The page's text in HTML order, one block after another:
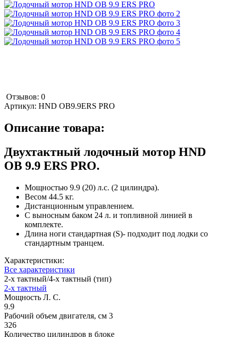
Отзывов: 0
Артикул: HND OB9.9ERS PRO
Описание товара:
Двухтактный лодочный мотор HND
OB 9.9 ERS PRO.
Мощностью 9.9 (20) л.с. (2 цилиндра).
Весом 44.5 кг.
Дистанционным управлением.
С выносным баком 24 л. и топливной линией в
комплекте.
Длина ноги стандартная (S)- подходит под лодки со
стандартным транцем.
Характеристики:
Все характеристики
2-х тактный/4-х тактный (тип)
2-х тактный
Мощность Л. С.
9.9
Рабочий объем двигателя, см 3
326
Количество цилиндров в блоке